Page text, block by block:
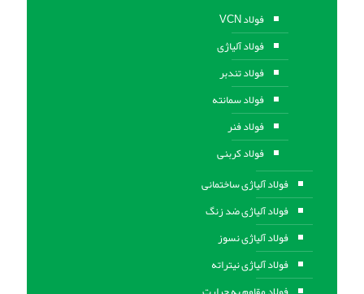
فولاد VCN
فولاد آلیاژی
فولاد تندبر
فولاد سمانته
فولاد فنر
فولاد کربنی
فولاد آلیاژی ساختمانی
فولاد آلیاژی ضد زنگ
فولاد آلیاژی نسوز
فولاد آلیاژی نیتراته